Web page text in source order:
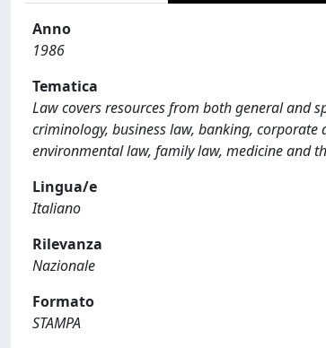
Anno
1986
Tematica
Law covers resources from both general and
criminology, business law, banking,
environmental law, family law, medicine and
Lingua/e
Italiano
Rilevanza
Nazionale
Formato
STAMPA